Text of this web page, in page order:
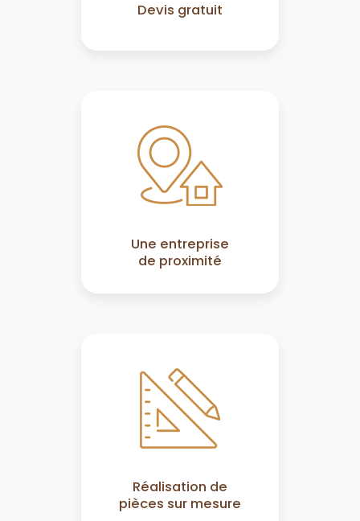
Devis gratuit
Une entreprise
de proximité
Réalisation de
pièces sur mesure